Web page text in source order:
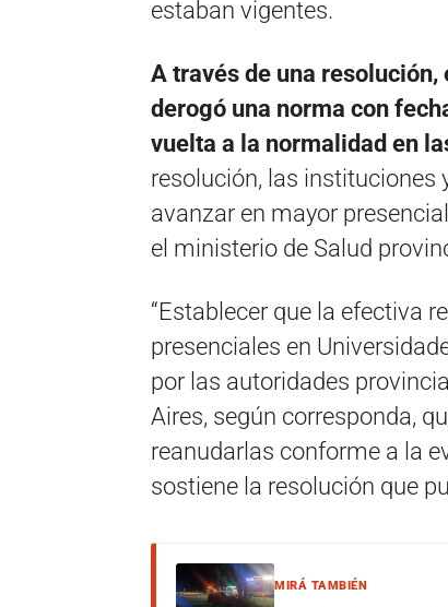
estaban vigentes.
A través de una
derogó una norma con
vuelta a la normalidad en
resolución, las instituciones
avanzar en mayor
el ministerio de Salud
“Establecer que la efectiva
presenciales en
por las autoridades
Aires, según corresponda,
reanudarlas conforme a la
sostiene la resolución que
MIRÁ TAMBIÉN